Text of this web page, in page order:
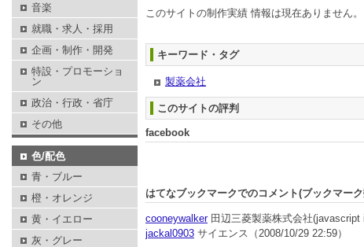
このサイトの制作実績 情報は現在ありません。
キーワード・タグ
製薬会社
このサイトの評判
facebook
はてなブックマークでのコメント(ブックマーク
cooneywalker田辺三菱製薬株式会社(javascript
jackal0903 サイエンス （2008/10/29 22:59）
音楽
就職・求人・採用
企画・制作・開発
特設・プロモーショ
ン
政治・行政・省庁
その他
色/配色
青・ブルー
橙・オレンジ
黄・イエロー
灰・グレー